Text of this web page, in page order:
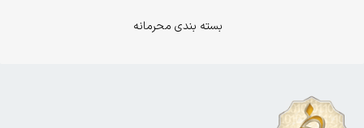
بسته بندی محرمانه